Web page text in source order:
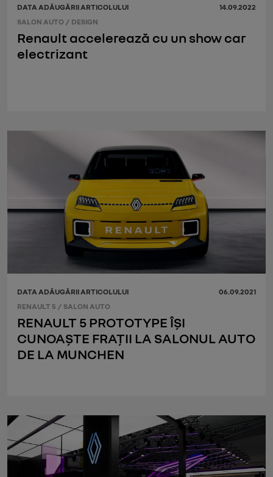
DATA ADĂUGĂRII ARTICOLULUI
14.09.2022
SALON AUTO / DESIGN
Renault accelerează cu un show car
electrizant
DATA ADĂUGĂRII ARTICOLULUI
06.09.2021
RENAULT 5 / SALON AUTO
RENAULT 5 PROTOTYPE ÎȘI
CUNOAȘTE FRAȚII LA SALONUL AUTO
DE LA MUNCHEN